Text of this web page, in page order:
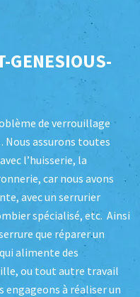
GENESIOUS-
de verrouillage
Nous assurons toutes
l’huisserie, la
car nous avons
avec un serrurier
spécialisé, etc. Ainsi
que réparer un
alimente des
ou tout autre travail
à réaliser un